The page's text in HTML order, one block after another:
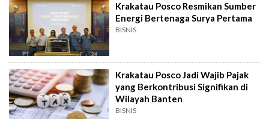
Krakatau Posco Resmikan Sumber
Energi Bertenaga Surya Pertama
BISNIS
Krakatau Posco Jadi Wajib Pajak
yang Berkontribusi Signifikan di
Wilayah Banten
BISNIS